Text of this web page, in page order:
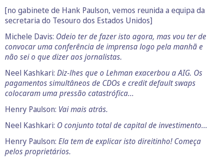
[no gabinete de Hank Paulson, vemos reunida a equipa da
secretaria do Tesouro dos Estados Unidos]
Michele Davis: Odeio ter de fazer isto agora, mas vou ter de
convocar uma conferência de imprensa logo pela manhã e
não sei o que dizer aos jornalistas.
Neel Kashkari: Diz-lhes que o Lehman exacerbou a AIG. Os
pagamentos simultâneos de CDOs e credit default swaps
colocaram uma pressão catastrófica…
Henry Paulson: Vai mais atrás.
Neel Kashkari: O conjunto total de capital de investimento…
Henry Paulson: Ela tem de explicar isto direitinho! Começa
pelos proprietários.